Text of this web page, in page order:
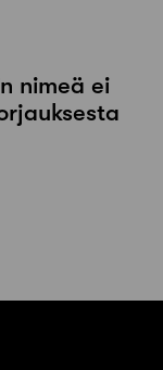
nimeä ei